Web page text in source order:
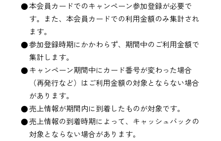
本会員カードでのキャンペーン参加登録が必要で
す。また、本会員カードでの利用金額のみ集計され
ます。
参加登録時期にかかわらず、期間中のご利用金額で
集計します。
キャンペーン期間中にカード番号が変わった場合
（再発行など）はご利用金額の対象とならない場合
があります。
売上情報が期間内に到着したものが対象です。
売上情報の到着時期によって、キャッシュバックの
対象とならない場合があります。